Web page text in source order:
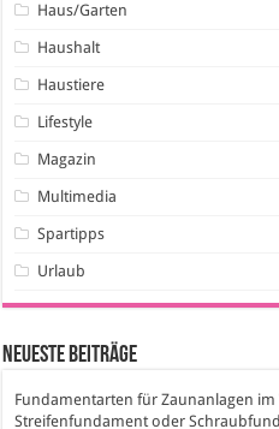
Haus/Garten
Haushalt
Haustiere
Lifestyle
Magazin
Multimedia
Spartipps
Urlaub
Neueste Beiträge
Fundamentarten für Zaunanlagen
Streifenfundament oder